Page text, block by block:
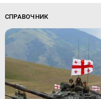
СПРАВОЧНИК